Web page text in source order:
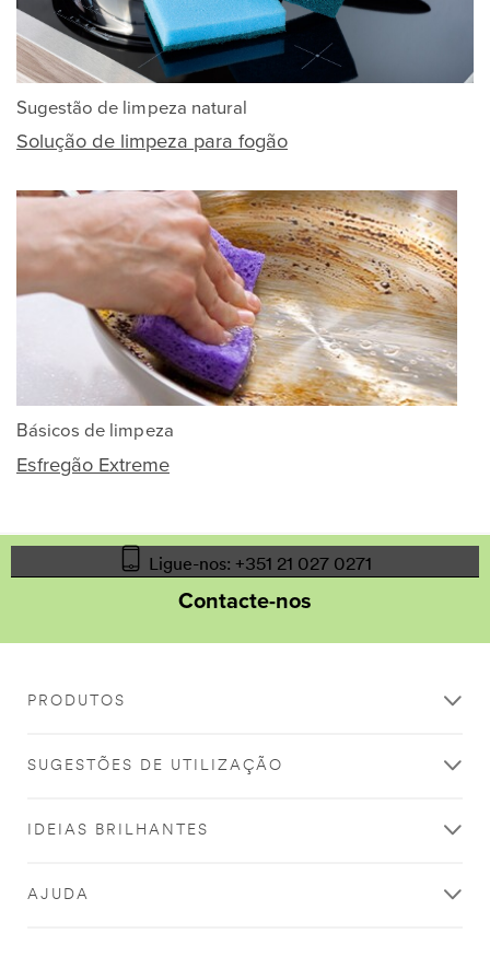
Sugestão de limpeza natural
Solução de limpeza para fogão
Básicos de limpeza
Esfregão Extreme
Ligue-nos: +351 21 027 0271
Contacte-nos
PRODUTOS
SUGESTÕES DE UTILIZAÇÃO
IDEIAS BRILHANTES
AJUDA